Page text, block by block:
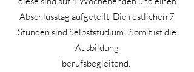
Abschlusstag aufgeteilt. Die restlichen 7
Stunden sind Selbststudium. Somit ist die
Ausbildung
berufsbegleitend.